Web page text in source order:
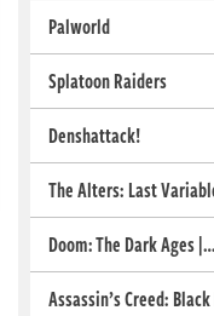
Palworld
Splatoon Raiders
Denshattack!
The Alters: Last
Doom: The Dark Ages |…
Assassin’s Creed: